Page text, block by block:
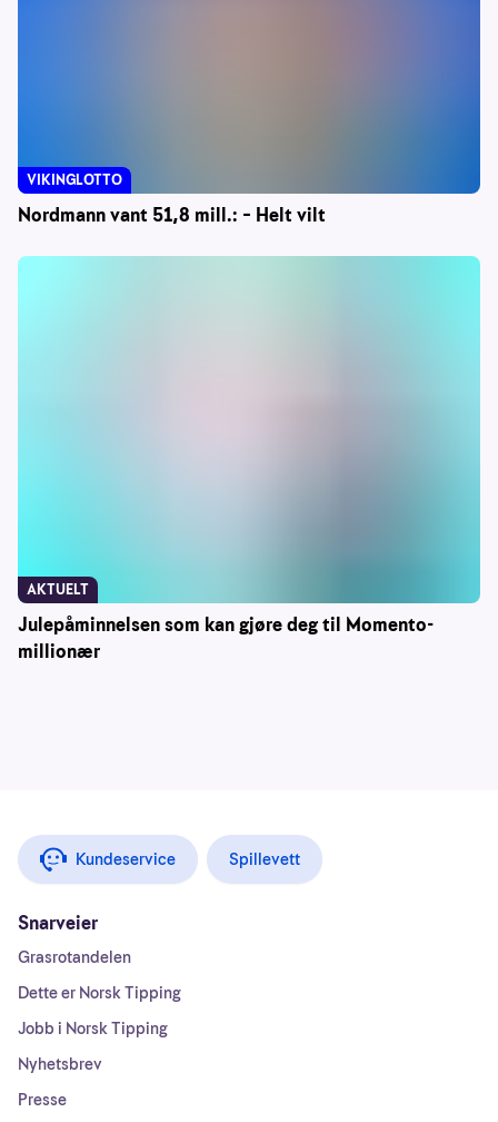
Nordmann vant 51,8 mill.: – Helt vilt
VIKINGLOTTO
Julepåminnelsen som kan gjøre deg til Momento-
millionær
AKTUELT
Kundeservice Spillevett
Snarveier
Grasrotandelen
Dette er Norsk Tipping
Jobb i Norsk Tipping
Nyhetsbrev
Presse